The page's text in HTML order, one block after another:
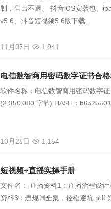
制，售出不退。 抖音iOS安装包、
v5.6、抖音短视频5.6版下载...
11月05日 1,941
电信数智商用密码数字证书合
软件名称：电信数智商用密码数字
(2,350,080 字节) HASH：
10月28日 1,154
短视频+直播实操手册
文件名： 直播资料1：直播流程设
资料3：违规词全集，轻松避坑.pdf